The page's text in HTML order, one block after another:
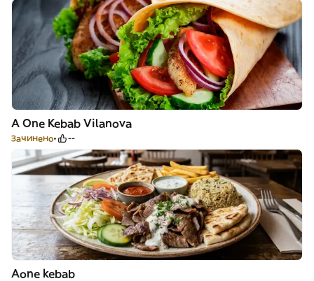
A One Kebab Vilanova
Зачинено --
Aone kebab